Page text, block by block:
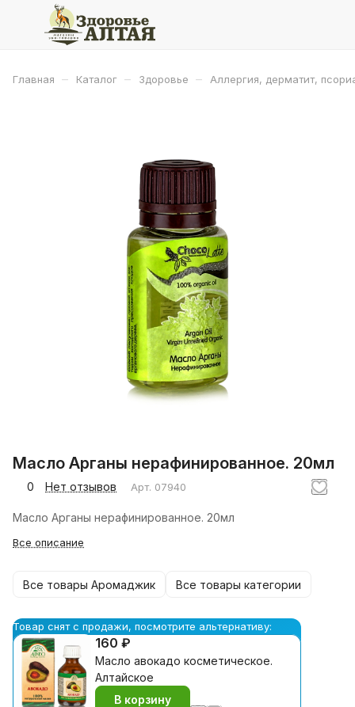
Главная – Каталог – Здоровье – Аллергия, дерматит,
Масло Арганы нерафинированное. 20мл
0 Нет отзывов Арт. 07940
Масло Арганы нерафинированное. 20мл
Все описание
Все товары Аромаджик Все товары категории
Товар снят с продажи, посмотрите альтернативу:
160 ₽
Масло авокадо косметическое.
Алтайское
В корзину